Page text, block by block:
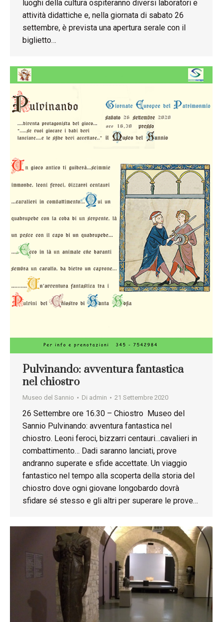
luoghi della cultura ospiteranno diversi laboratori e
attività didattiche e, nella giornata di sabato 26
settembre, è prevista una apertura serale con il
biglietto…
Pulvinando: avventura fantastica
nel chiostro
Museo del Sannio Di admin 21 Settembre 2020
26 Settembre ore 16.30 – Chiostro Museo del
Sannio Pulvinando: avventura fantastica nel
chiostro. Leoni feroci, bizzarri centauri…cavalieri in
combattimento… Dadi saranno lanciati, prove
andranno superate e sfide accettate. Un viaggio
fantastico nel tempo alla scoperta della storia del
chiostro dove ogni giovane longobardo dovrà
sfidare sé stesso e gli altri per superare le prove…